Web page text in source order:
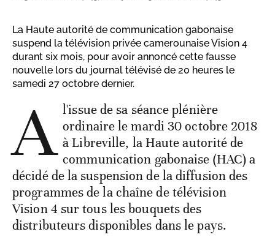
La Haute autorité de communication gabonaise
suspend la télévision privée camerounaise Vision 4
durant six mois, pour avoir annoncé cette fausse
nouvelle lors du journal télévisé de 20 heures le
samedi 27 octobre dernier.
A l'issue de sa séance plénière
ordinaire le mardi 30 octobre 2018
à Libreville, la Haute autorité de
communication gabonaise (HAC) a
décidé de la suspension de la diffusion des
programmes de la chaîne de télévision
Vision 4 sur tous les bouquets des
distributeurs disponibles dans le pays.